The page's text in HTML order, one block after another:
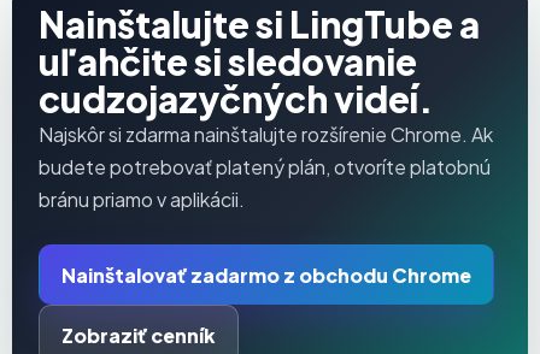
Nainštalujte si LingTube a
uľahčite si sledovanie
cudzojazyčných videí.
Najskôr si zdarma nainštalujte rozšírenie Chrome. Ak
budete potrebovať platený plán, otvoríte platobnú
bránu priamo v aplikácii.
Nainštalovať zadarmo z obchodu Chrome
Zobraziť cenník